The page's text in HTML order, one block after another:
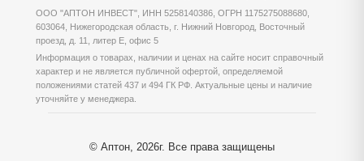
ООО "АПТОН ИНВЕСТ", ИНН 5258140386, ОГРН 1175275088680,
603064, Нижегородская область, г. Нижний Новгород, Восточный
проезд, д. 11, литер Е, офис 5
Информация о товарах, наличии и ценах на сайте носит справочный
характер и не является публичной офертой, определяемой
положениями статей 437 и 494 ГК РФ. Актуальные цены и наличие
уточняйте у менеджера.
© Аптон, 2026г. Все права защищены